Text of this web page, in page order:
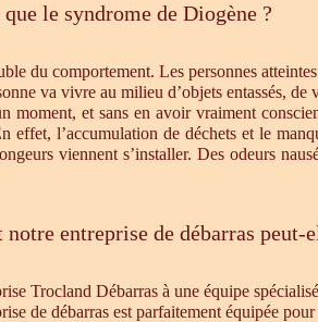
que le syndrome de Diogène ?
du comportement. Les personnes
va vivre au milieu d’objets entassés,
moment, et sans en avoir vraiment
effet, l’accumulation de déchets et le
viennent s’installer. Des odeurs
notre entreprise de débarras peut-
Trocland Débarras à une équipe
de débarras est parfaitement équipée